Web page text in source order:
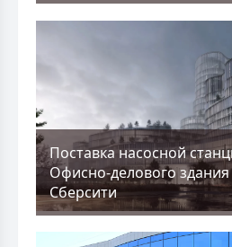
Поставка насосной
Офисно-делового
Сберсити